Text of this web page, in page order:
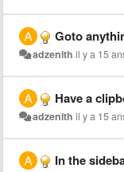
Goto
adzenith il y a 15
Have a
adzenith il y a 15
In the sidebar,